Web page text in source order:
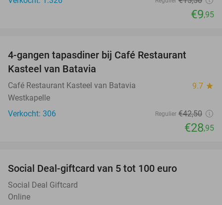
€9,95
4-gangen tapasdiner bij Café Restaurant
Kasteel van Batavia
Café Restaurant Kasteel van Batavia 9.7 star
Westkapelle
Verkocht: 306
Regulier €42,50
€28,95
Social Deal-giftcard van 5 tot 100 euro
Social Deal Giftcard
Online